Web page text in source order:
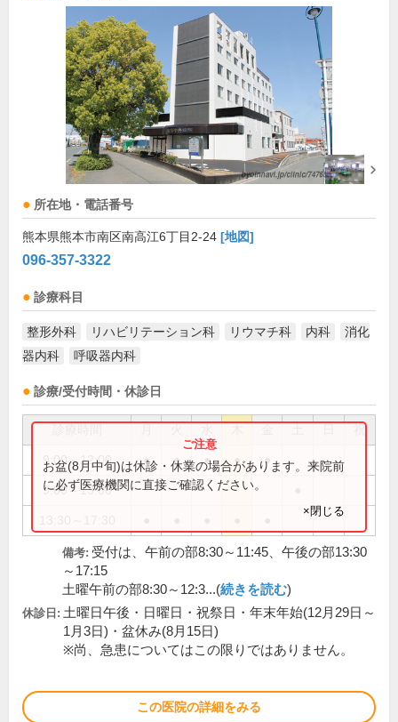
所在地・電話番号
熊本県熊本市南区南高江6丁目2-24 [地図]
096-357-3322
診療科目
整形外科 リハビリテーション科 リウマチ科 内科
消化
器内科
呼吸器内科
診療/受付時間・休診日
祝
9:00～12:00 ● ● ● ● ●
9:00～13:00
お盆(8月中旬)は休診・休業の場合があります。来院前
に必ず医療機関に直接ご確認ください。
×閉じる
備考: 受付は、午前の部8:30～11:45、午後の部13:30
～17:15
土曜午前の部8:30～12:3...(続きを読む)
休診日: 土曜日午後・日曜日・祝祭日・年末年始(12月29日～
1月3日)・盆休み(8月15日)
※尚、急患についてはこの限りではありません。
この医院の詳細をみる